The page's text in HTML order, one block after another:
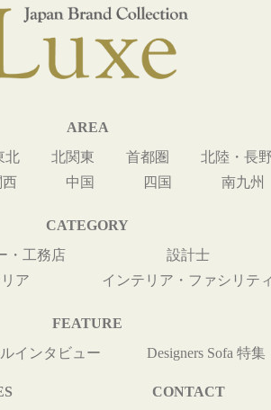
AREA
北 北関東 首都圏
北陸・長
西 中国 四国 南九州
CATEGORY
・工務店
設計士
ア
インテリア・ファシリテ
FEATURE
インタビュー
Designers Sofa 特集
CONTACT